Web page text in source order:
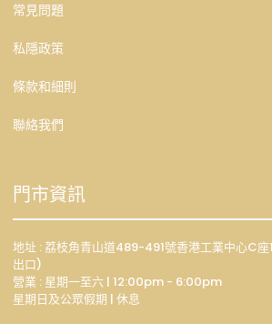
常見問題
私隱政策
條款和細則
聯絡我們
門市資訊
地址 : 荔枝角青山道489-491號香港工業中心C座
出口)
營業 : 星期一至六 | 12:00pm - 6:00pm
星期日及公眾假期 | 休息